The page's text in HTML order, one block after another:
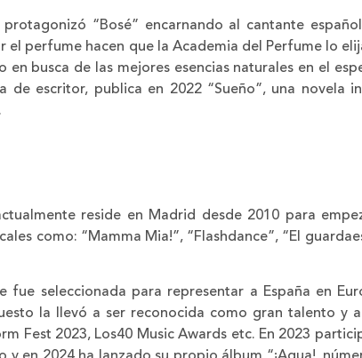
protagonizó “Bosé” encarnando al cantante
el perfume hacen que la Academia del Perfume lo
en busca de las mejores esencias naturales en el
de escritor, publica en 2022 “Sueño”, una novela
reside en Madrid desde 2010 para
como: “Mamma Mia!”, “Flashdance”, “El
seleccionada para representar a España en
la llevó a ser reconocida como gran talento y
Fest 2023, Los40 Music Awards etc. En 2023